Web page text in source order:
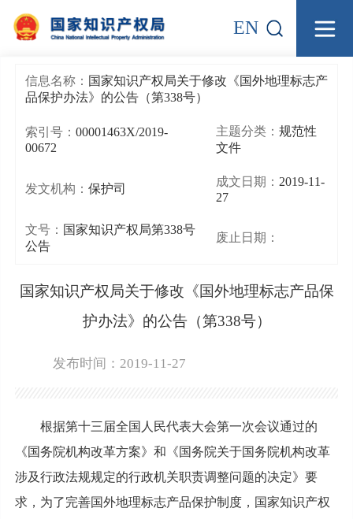
EN
信息名称： 国家知识产权局关于修改《国外地理标志产
品保护办法》的公告（第338号）
索引号： 00001463X/2019-
00672
主题分类： 规范性
文件
发文机构： 保护司
成文日期： 2019-11-
27
文号： 国家知识产权局第338号
公告
废止日期：
国家知识产权局关于修改《国外地理标志产品保
护办法》的公告（第338号）
发布时间：2019-11-27
根据第十三届全国人民代表大会第一次会议通过的
《国务院机构改革方案》和《国务院关于国务院机构改革
涉及行政法规规定的行政机关职责调整问题的决定》要
求，为了完善国外地理标志产品保护制度，国家知识产权